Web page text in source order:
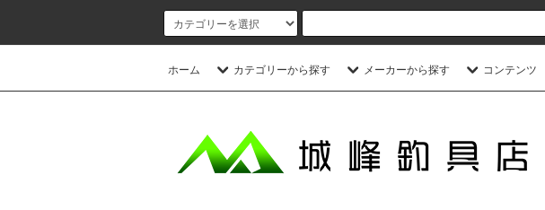
ホーム カテゴリーから探す メーカーから探す コンテンツ